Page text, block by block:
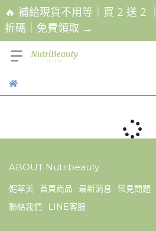
🔥 補給現貨不用等｜買 2 送 2
折碼｜免費領取 →
ABOUT Nutribeauty
妮萃美 首頁商品 最新消息 常見問題
聯絡我們
LINE客服